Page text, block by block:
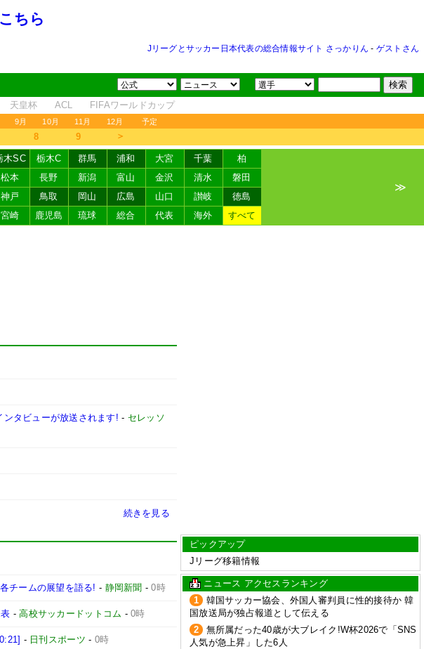
ちら
Jリーグとサッカー日本代表の総合情報サイト さっかりん - ゲストさん
天皇杯 ACL FIFAワールドカップ
9月 10月 11月 12月 予定
8 9 ＞
木SC 栃木C 群馬 浦和 大宮 千葉
柏
松本 長野 新潟 富山 金沢 清水
磐田
神戸 鳥取 岡山 広島 山口 讃岐
徳島
宮崎 鹿児島 琉球 総合 代表 海外 すべて
≫
タビューが放送されます! - セレッソ
続きを見る
チームの展望を語る! - 静岡新聞 -0時
-高校サッカードットコム -0時
- 日刊スポーツ - 0時
ピックアップ
Jリーグ移籍情報
ニュース アクセスランキング
1
韓国サッカー協会、外国人審判員に性的接待か 韓
国放送局が独占報道として伝える
2
無所属だった40歳が大ブレイク!W杯2026で「SNS
人気が急上昇」した6人